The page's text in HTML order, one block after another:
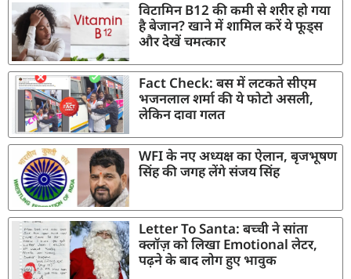
विटामिन B12 की कमी से शरीर हो गया
है बेजान? खाने में शामिल करें ये फूड्स
और देखें चमत्कार
Fact Check: बस में लटकते सीएम
भजनलाल शर्मा की ये फोटो असली,
लेकिन दावा गलत
WFI के नए अध्यक्ष का ऐलान, बृजभूषण
सिंह की जगह लेंगे संजय सिंह
Letter To Santa: बच्ची ने सांता
क्लॉज़ को लिखा Emotional लेटर,
पढ़ने के बाद लोग हुए भावुक